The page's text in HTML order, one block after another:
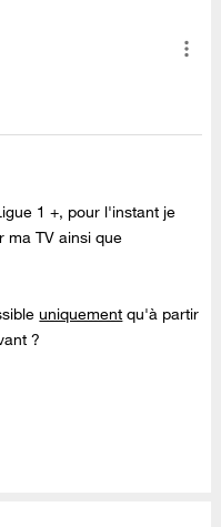
1 +, pour l'instant je
ma TV ainsi que
uniquement qu'à partir
?